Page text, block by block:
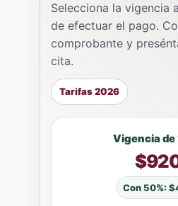
Selecciona la vigencia
de efectuar el pago.
comprobante y
cita.
Tarifas 2026
Vigencia de
Con 50%: